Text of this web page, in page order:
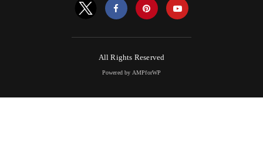
All Rights Reserved
Powered by AMPforWP